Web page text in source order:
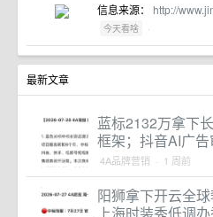
信息来源： http://
今天看啥 ·
最新文章
蓝标2132万拿下
框架；抖音AI广
4A品牌营销 · 1 周前
阳狮拿下开云全